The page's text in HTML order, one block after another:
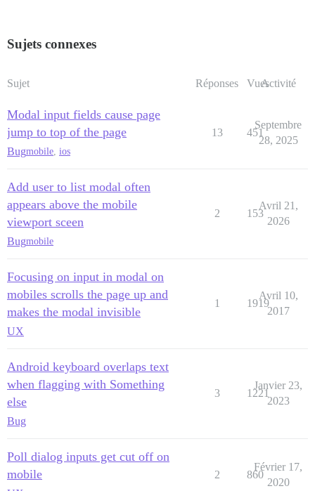
Sujets connexes
Sujet Réponses VuesActivité
Modal input fields cause page
jump to top of the page
Bugmobile, ios
13 451
Septembre
28, 2025
Add user to list modal often
appears above the mobile
viewport sceen
Bugmobile
2 153
Avril 21,
2026
Focusing on input in modal on
mobiles scrolls the page up and
makes the modal invisible
UX
1 1919
Avril 10,
2017
Android keyboard overlaps text
when flagging with Something
else
Bug
3 1221
Janvier 23,
2023
Poll dialog inputs get cut off on
mobile
2 860
Février 17,
2020